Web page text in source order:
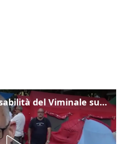
Gualtieri: "Responsabilità del Viminale su Spin Time? La posizione dei partiti è nota"